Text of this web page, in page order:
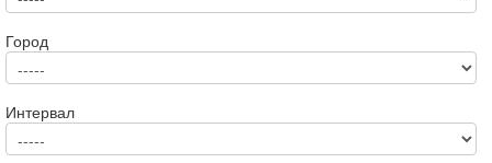
Город
Интервал